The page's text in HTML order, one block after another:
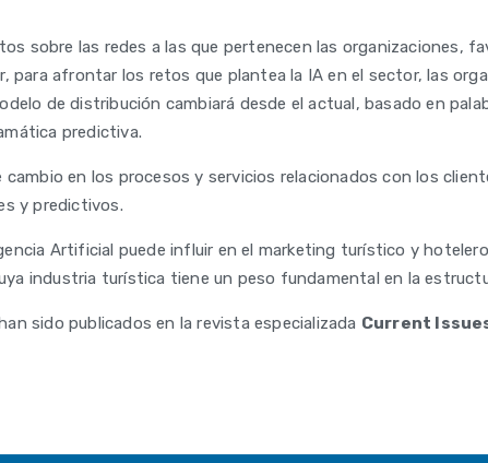
sobre las redes a las que pertenecen las organizaciones,
para afrontar los retos que plantea la IA en el sector, las
de distribución cambiará desde el actual, basado en
predictiva.
en los procesos y servicios relacionados con los
y predictivos.
Artificial puede influir en el marketing turístico y
industria turística tiene un peso fundamental en la
sido publicados en la revista especializada Current